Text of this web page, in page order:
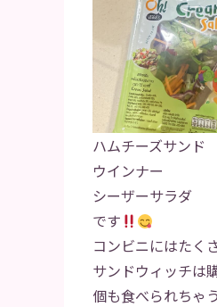
ハムチーズサンド
ウインナー
シーザーサラダ
です
コンビニにはたく
サンドウィッチは
個も食べられちゃ